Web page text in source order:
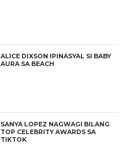
ALICE DIXSON IPINASYAL SI BABY
AURA SA BEACH
SANYA LOPEZ NAGWAGI BILANG
TOP CELEBRITY AWARDS SA
TIKTOK